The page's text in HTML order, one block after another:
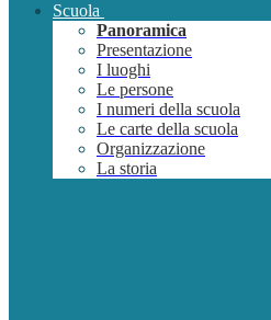
Scuola
Panoramica
Presentazione
I luoghi
Le persone
I numeri della scuola
Le carte della scuola
Organizzazione
La storia